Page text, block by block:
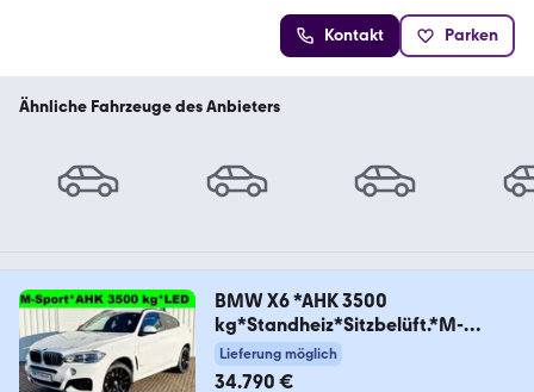
Kontakt Parken
Ähnliche Fahrzeuge des Anbieters
BMW X6 *AHK 3500
kg*Standheiz*Sitzbelüft.*M-
Sport*H
Lieferung möglich
34.790 €